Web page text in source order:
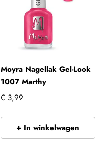
Moyra Nagellak Gel-Look
1007 Marthy
€ 3,99
+ In winkelwagen